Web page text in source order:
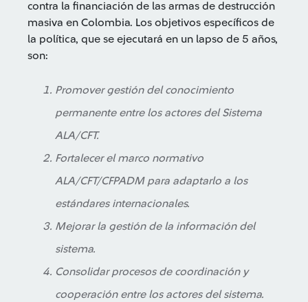
contra la financiación de las armas de destrucción
masiva en Colombia. Los objetivos específicos de
la política, que se ejecutará en un lapso de 5 años,
son:
Promover gestión del conocimiento
permanente entre los actores del Sistema
ALA/CFT.
Fortalecer el marco normativo
ALA/CFT/CFPADM para adaptarlo a los
estándares internacionales.
Mejorar la gestión de la información del
sistema.
Consolidar procesos de coordinación y
cooperación entre los actores del sistema.